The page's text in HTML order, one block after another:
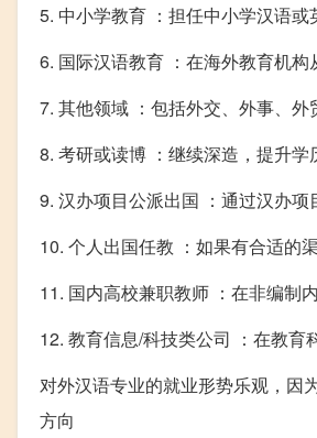
5. 中小学教育 ：担任中小学汉语或
6. 国际汉语教育 ：在海外教育机构
7. 其他领域 ：包括外交、外事、外
8. 考研或读博 ：继续深造，提升学
9. 汉办项目公派出国 ：通过汉办项
10. 个人出国任教 ：如果有合适的
11. 国内高校兼职教师 ：在非编制
12. 教育信息/科技类公司 ：在教育
对外汉语专业的就业形势乐观，因
方向